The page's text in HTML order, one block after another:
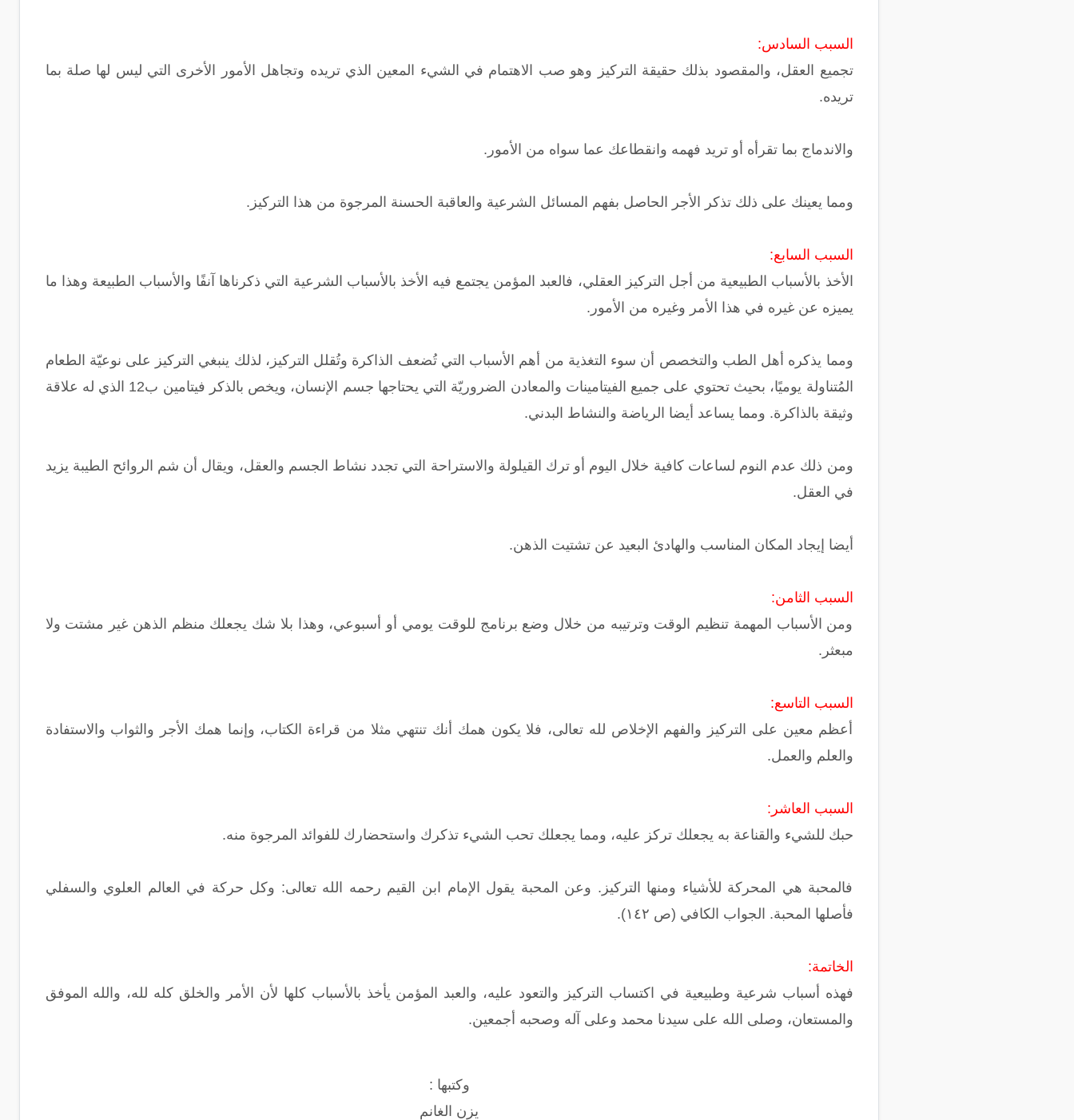
السبب السادس:
تجميع العقل، والمقصود بذلك حقيقة التركيز وهو صب الاهتمام في الشيء المعين الذي تريده وتجاهل الأمور الأخرى التي ليس لها صلة بما
تريده.
والاندماج بما تقرأه أو تريد فهمه وانقطاعك عما سواه من الأمور.
ومما يعينك على ذلك تذكر الأجر الحاصل بفهم المسائل الشرعية والعاقبة الحسنة المرجوة من هذا التركيز.
السبب السابع:
الأخذ بالأسباب الطبيعية من أجل التركيز العقلي، فالعبد المؤمن يجتمع فيه الأخذ بالأسباب الشرعية التي ذكرناها آنفًا والأسباب الطبيعة وهذا ما
يميزه عن غيره في هذا الأمر وغيره من الأمور.
ومما يذكره أهل الطب والتخصص أن سوء التغذية من أهم الأسباب التي تُضعف الذاكرة وتُقلل التركيز، لذلك ينبغي التركيز على نوعيّة الطعام
المُتناولة يوميًا، بحيث تحتوي على جميع الفيتامينات والمعادن الضروريّة التي يحتاجها جسم الإنسان، ويخص بالذكر فيتامين ب12 الذي له علاقة
وثيقة بالذاكرة. ومما يساعد أيضا الرياضة والنشاط البدني.
ومن ذلك عدم النوم لساعات كافية خلال اليوم أو ترك القيلولة والاستراحة التي تجدد نشاط الجسم والعقل، ويقال أن شم الروائح الطيبة يزيد
في العقل.
أيضا إيجاد المكان المناسب والهادئ البعيد عن تشتيت الذهن.
السبب الثامن:
ومن الأسباب المهمة تنظيم الوقت وترتيبه من خلال وضع برنامج للوقت يومي أو أسبوعي، وهذا بلا شك يجعلك منظم الذهن غير مشتت ولا
مبعثر.
السبب التاسع:
أعظم معين على التركيز والفهم الإخلاص لله تعالى، فلا يكون همك أنك تنتهي مثلا من قراءة الكتاب، وإنما همك الأجر والثواب والاستفادة
والعلم والعمل.
السبب العاشر:
حبك للشيء والقناعة به يجعلك تركز عليه، ومما يجعلك تحب الشيء تذكرك واستحضارك للفوائد المرجوة منه.
فالمحبة هي المحركة للأشياء ومنها التركيز. وعن المحبة يقول الإمام ابن القيم رحمه الله تعالى: وكل حركة في العالم العلوي والسفلي
فأصلها المحبة. الجواب الكافي (ص ١٤٢).
الخاتمة:
فهذه أسباب شرعية وطبيعية في اكتساب التركيز والتعود عليه، والعبد المؤمن يأخذ بالأسباب كلها لأن الأمر والخلق كله لله، والله الموفق
والمستعان، وصلى الله على سيدنا محمد وعلى آله وصحبه أجمعين.
وكتبها :
يزن الغانم